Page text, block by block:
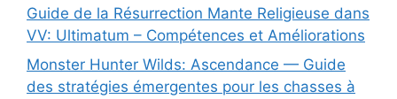
Guide de la Résurrection Mante Religieuse dans
VV: Ultimatum – Compétences et Améliorations
Monster Hunter Wilds: Ascendance — Guide
des stratégies émergentes pour les chasses à